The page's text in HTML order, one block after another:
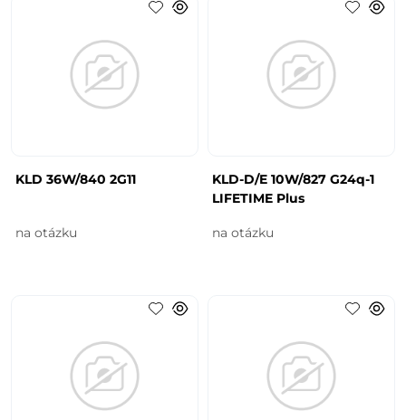
KLD 36W/840 2G11
na otázku
KLD-D/E 10W/827 G24q-1
LIFETIME Plus
na otázku